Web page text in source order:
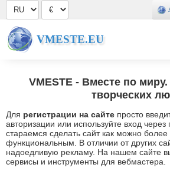
VMESTE.EU
VMESTE - Вместе по
творческих
Для регистрации на сайте просто
авторизации или используйте вход
стараемся сделать сайт как можно
функциональным. В отличии от других
надоедливую рекламу. На нашем сайте
сервисы и инструменты для вебмастера.